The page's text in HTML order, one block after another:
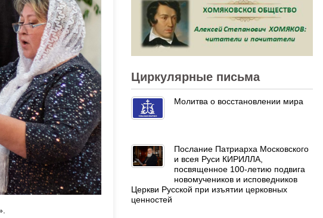
Циркулярные письма
Молитва о восстановлении мира
Послание Патриарха Московского
и всея Руси КИРИЛЛА,
посвященное 100-летию подвига
новомучеников и исповедников
Церкви Русской при изъятии церковных
ценностей